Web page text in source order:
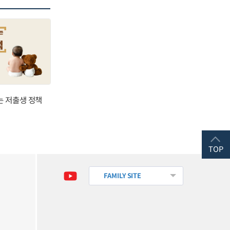
저출생 정책
FAMILY SITE
TOP